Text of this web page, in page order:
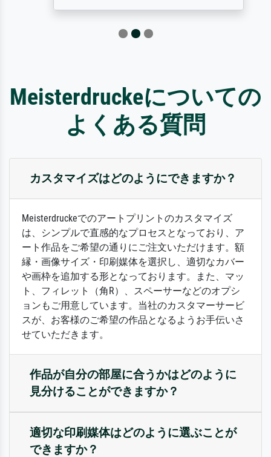
Meisterdruckeについての
よくある質問
カスタマイズはどのようにできますか？
Meisterdruckeでのアートプリントのカスタマイズ
は、シンプルで直感的なプロセスとなっており、ア
ート作品をご希望の通りにご注文いただけます。額
縁・画像サイズ・印刷媒体を選択し、適切なカバー
や画枠を追加する形となっております。また、マッ
ト、フィレット（角R）、スペーサーなどのオプシ
ョンもご用意しています。当社のカスタマーサービ
スが、お客様のご希望の作品となるようお手伝いさ
せていただきます。
作品が自分の部屋に合うかはどのように
見分けることができますか？
適切な印刷媒体はどのように選ぶことが
できますか？